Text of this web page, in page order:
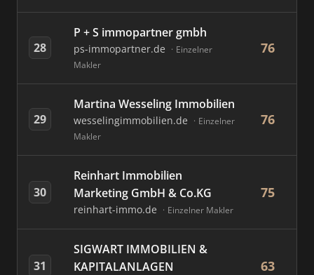
28
P + S immopartner gmbh
ps-immopartner.de
Einzelner
Makler
76
29
Martina Wesseling Immobilien
wesselingimmobilien.de
Einzelner
Makler
76
30
Reinhart Immobilien
Marketing GmbH & Co.KG
reinhart-immo.de Einzelner Makler
75
31
SIGWART IMMOBILIEN &
KAPITALANLAGEN
63